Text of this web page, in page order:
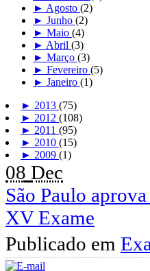
► Agosto (2)
► Junho (2)
► Maio (4)
► Abril (3)
► Março (3)
► Fevereiro (5)
► Janeiro (1)
► 2013 (75)
► 2012 (108)
► 2011 (95)
► 2010 (15)
► 2009 (1)
08 Dec
São Paulo
XV Exame
Publicado em